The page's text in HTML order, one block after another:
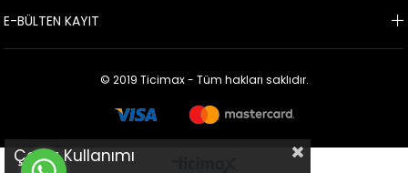
E-BÜLTEN KAYIT
© 2019 Ticimax - Tüm hakları saklıdır.
Çerez Kullanımı